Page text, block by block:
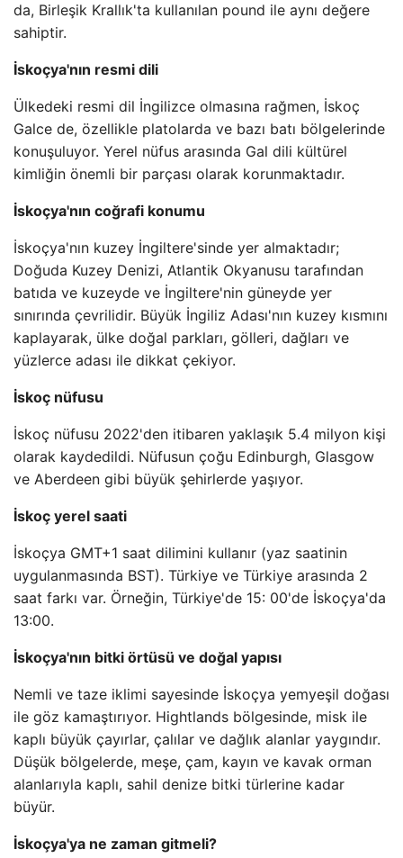
da, Birleşik Krallık'ta kullanılan pound ile aynı değere
sahiptir.
İskoçya'nın resmi dili
Ülkedeki resmi dil İngilizce olmasına rağmen, İskoç
Galce de, özellikle platolarda ve bazı batı bölgelerinde
konuşuluyor. Yerel nüfus arasında Gal dili kültürel
kimliğin önemli bir parçası olarak korunmaktadır.
İskoçya'nın coğrafi konumu
İskoçya'nın kuzey İngiltere'sinde yer almaktadır;
Doğuda Kuzey Denizi, Atlantik Okyanusu tarafından
batıda ve kuzeyde ve İngiltere'nin güneyde yer
sınırında çevrilidir. Büyük İngiliz Adası'nın kuzey kısmını
kaplayarak, ülke doğal parkları, gölleri, dağları ve
yüzlerce adası ile dikkat çekiyor.
İskoç nüfusu
İskoç nüfusu 2022'den itibaren yaklaşık 5.4 milyon kişi
olarak kaydedildi. Nüfusun çoğu Edinburgh, Glasgow
ve Aberdeen gibi büyük şehirlerde yaşıyor.
İskoç yerel saati
İskoçya GMT+1 saat dilimini kullanır (yaz saatinin
uygulanmasında BST). Türkiye ve Türkiye arasında 2
saat farkı var. Örneğin, Türkiye'de 15: 00'de İskoçya'da
13:00.
İskoçya'nın bitki örtüsü ve doğal yapısı
Nemli ve taze iklimi sayesinde İskoçya yemyeşil doğası
ile göz kamaştırıyor. Hightlands bölgesinde, misk ile
kaplı büyük çayırlar, çalılar ve dağlık alanlar yaygındır.
Düşük bölgelerde, meşe, çam, kayın ve kavak orman
alanlarıyla kaplı, sahil denize bitki türlerine kadar
büyür.
İskoçya'ya ne zaman gitmeli?